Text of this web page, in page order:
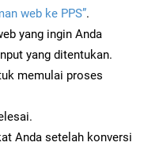
web ke PPS”.
yang ingin Anda
yang ditentukan.
memulai proses
Anda setelah konversi